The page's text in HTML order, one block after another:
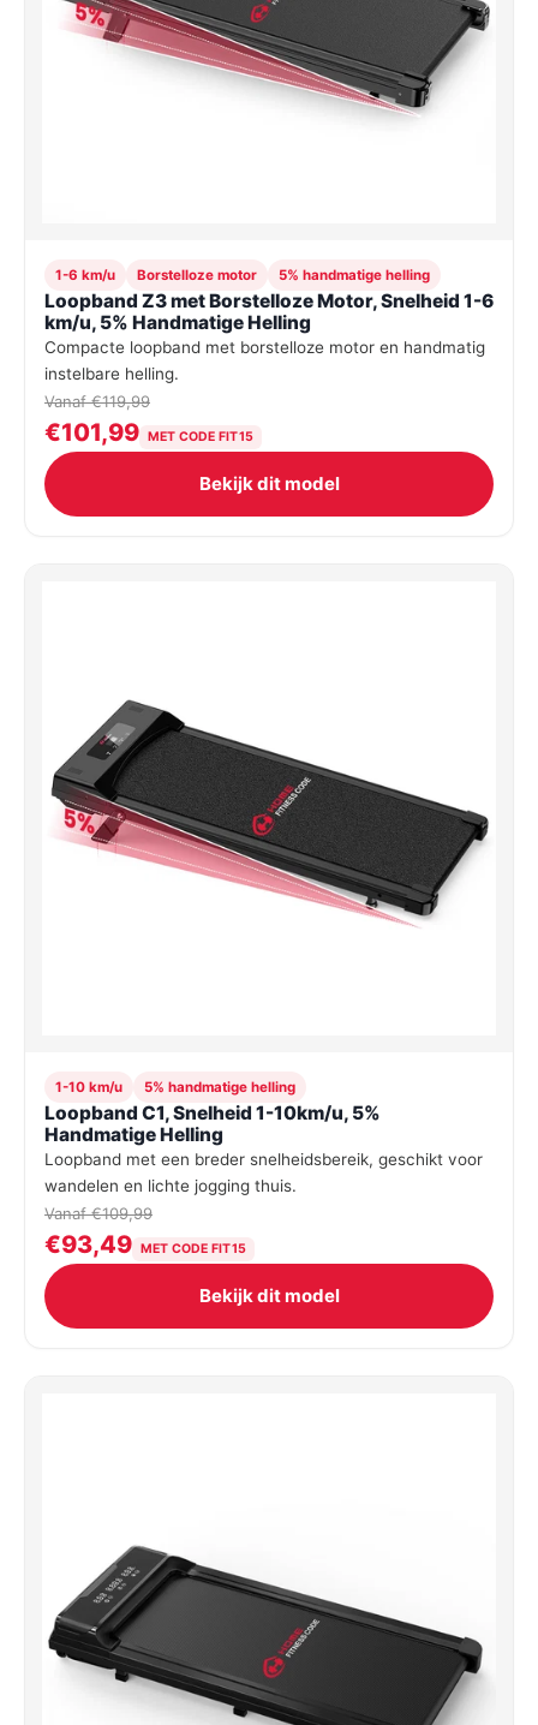
1-6 km/u Borstelloze motor 5% handmatige helling
Loopband Z3 met Borstelloze Motor, Snelheid 1-6
km/u, 5% Handmatige Helling
Compacte loopband met borstelloze motor en handmatig
instelbare helling.
Vanaf €119,99
€101,99 MET CODE FIT15
Bekijk dit model
1-10 km/u 5% handmatige helling
Loopband C1, Snelheid 1-10km/u, 5%
Handmatige Helling
Loopband met een breder snelheidsbereik, geschikt voor
wandelen en lichte jogging thuis.
Vanaf €109,99
€93,49 MET CODE FIT15
Bekijk dit model